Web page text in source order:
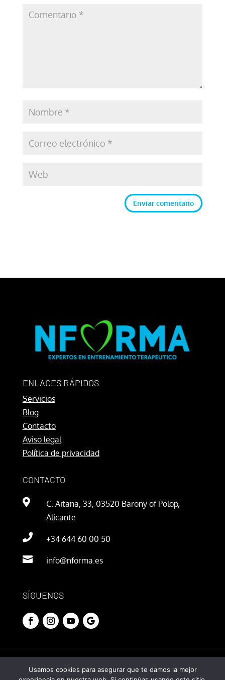
Enviar comentario
ENLACES RÁPIDOS
Servicios
Blog
Contacto
Aviso legal
Política de privacidad
CONTACTO

C. Aitana, 33, 03520 Barony of Polop,
Alicante

+34 644 60 00 50

info@nforma.es
SÍGUENOS
© 2020 Nforma. Todos los derechos reservados.
Usamos cookies para asegurar que te damos la mejor